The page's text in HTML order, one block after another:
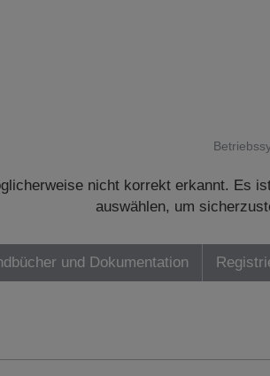
nicht korrekt erkannt. Es
auswählen, um
und Dokumentation